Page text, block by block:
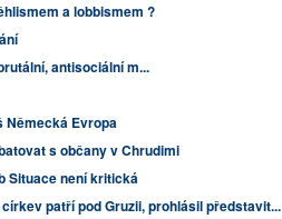
a lobbismem ?
antisociální m...
Německá Evropa
s občany v Chrudimi
Situace není kritická
patří pod Gruzii, prohlásil představit...